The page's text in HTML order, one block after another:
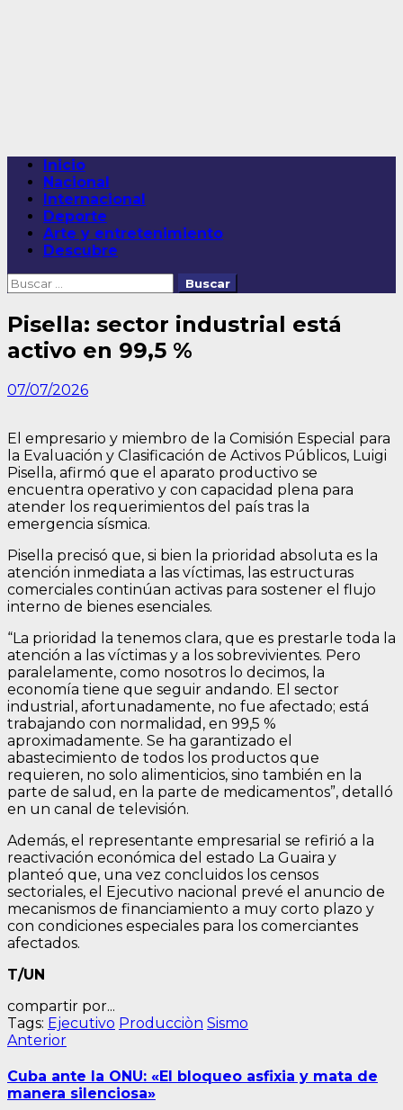
Menú
principal
Inicio
Nacional
Internacional
Deporte
Arte y entretenimiento
Descubre
Buscar:
Pisella: sector industrial está
activo en 99,5 %
07/07/2026
El empresario y miembro de la Comisión Especial para
la Evaluación y Clasificación de Activos Públicos, Luigi
Pisella, afirmó que el aparato productivo se
encuentra operativo y con capacidad plena para
atender los requerimientos del país tras la
emergencia sísmica.
Pisella precisó que, si bien la prioridad absoluta es la
atención inmediata a las víctimas, las estructuras
comerciales continúan activas para sostener el flujo
interno de bienes esenciales.
“La prioridad la tenemos clara, que es prestarle toda la
atención a las víctimas y a los sobrevivientes. Pero
paralelamente, como nosotros lo decimos, la
economía tiene que seguir andando. El sector
industrial, afortunadamente, no fue afectado; está
trabajando con normalidad, en 99,5 %
aproximadamente. Se ha garantizado el
abastecimiento de todos los productos que
requieren, no solo alimenticios, sino también en la
parte de salud, en la parte de medicamentos”, detalló
en un canal de televisión.
Además, el representante empresarial se refirió a la
reactivación económica del estado La Guaira y
planteó que, una vez concluidos los censos
sectoriales, el Ejecutivo nacional prevé el anuncio de
mecanismos de financiamiento a muy corto plazo y
con condiciones especiales para los comerciantes
afectados.
T/UN
compartir por...
Tags: Ejecutivo Producciòn Sismo
Navegación
de
entradas
AnteriorEntrada
Cuba ante la ONU: «El bloqueo asfixia y mata de
manera silenciosa»